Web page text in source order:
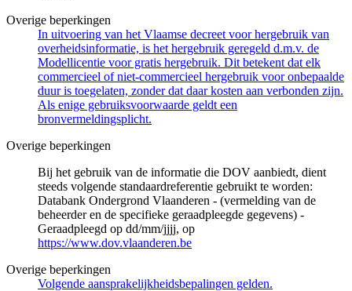
Overige beperkingen
In uitvoering van het Vlaamse decreet voor hergebruik van
overheidsinformatie, is het hergebruik geregeld d.m.v. de
Modellicentie voor gratis hergebruik. Dit betekent dat elk
commercieel of niet-commercieel hergebruik voor onbepaalde
duur is toegelaten, zonder dat daar kosten aan verbonden zijn.
Als enige gebruiksvoorwaarde geldt een
bronvermeldingsplicht.
Overige beperkingen
Bij het gebruik van de informatie die DOV aanbiedt, dient
steeds volgende standaardreferentie gebruikt te worden:
Databank Ondergrond Vlaanderen - (vermelding van de
beheerder en de specifieke geraadpleegde gegevens) -
Geraadpleegd op dd/mm/jjjj, op
https://www.dov.vlaanderen.be
Overige beperkingen
Volgende aansprakelijkheidsbepalingen gelden.